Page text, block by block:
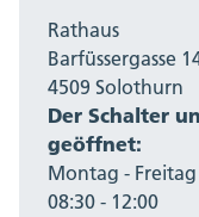
Rathaus
Barfüssergasse
4509 Solothurn
Der Schalter
geöffnet:
Montag - Freitag
08:30 - 12:00